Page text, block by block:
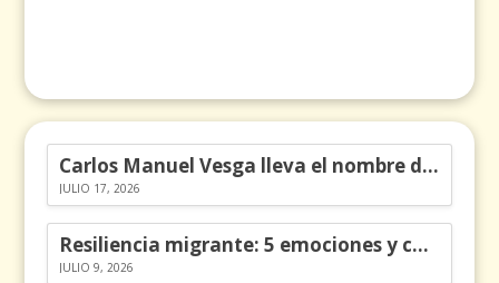
Carlos Manuel Vesga lleva el nombre de Colombia a los Emmy
JULIO 17, 2026
Resiliencia migrante: 5 emociones y cómo gestionarlas
JULIO 9, 2026